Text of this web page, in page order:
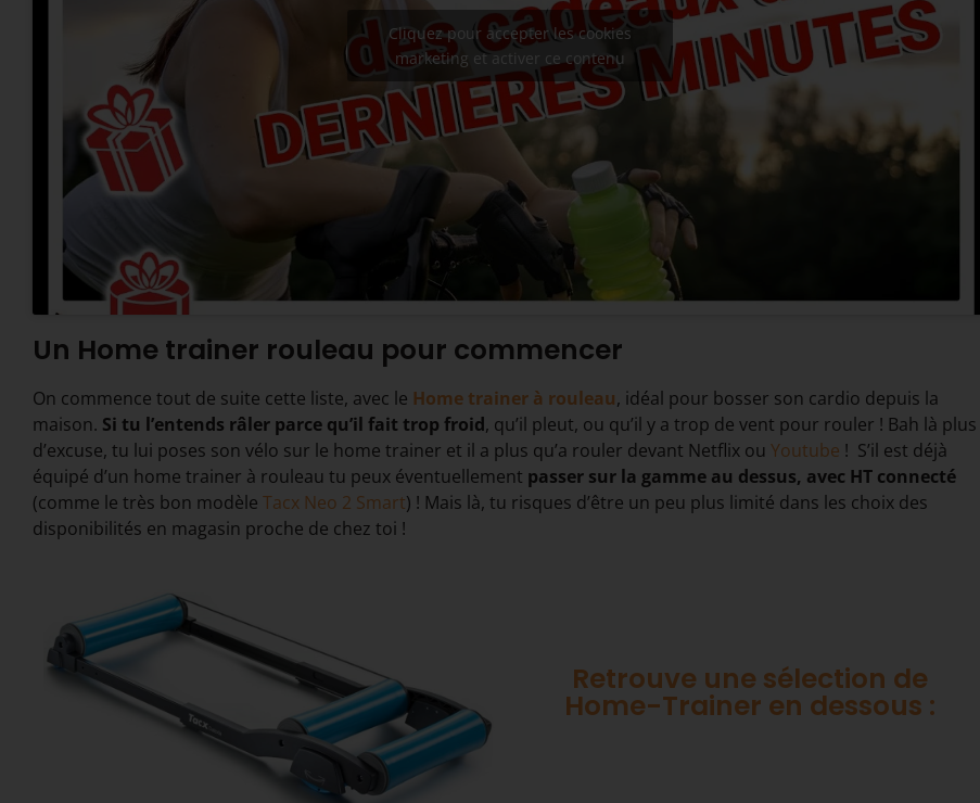
Cliquez pour accepter les cookies
marketing et activer ce contenu
Un Home trainer rouleau pour commencer
On commence tout de suite cette liste, avec le Home trainer à rouleau, idéal pour bosser son cardio depuis la
maison. Si tu l’entends râler parce qu’il fait trop froid, qu’il pleut, ou qu’il y a trop de vent pour rouler ! Bah là plus
d’excuse, tu lui poses son vélo sur le home trainer et il a plus qu’a rouler devant Netflix ou Youtube ! S’il est déjà
équipé d’un home trainer à rouleau tu peux éventuellement passer sur la gamme au dessus, avec HT connecté
(comme le très bon modèle Tacx Neo 2 Smart) ! Mais là, tu risques d’être un peu plus limité dans les choix des
disponibilités en magasin proche de chez toi !
Retrouve une sélection de
Home-Trainer en dessous :